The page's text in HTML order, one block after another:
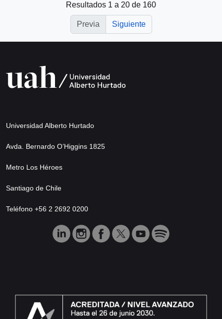
Resultados 1 a 20 de 160
Previa Siguiente
Universidad Alberto Hurtado
Avda. Bernardo O’Higgins 1825
Metro Los Héroes
Santiago de Chile
Teléfono +56 2 2692 0200